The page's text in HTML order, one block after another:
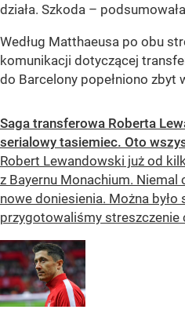
działa. Szkoda –
Według Matthaeusa po obu
komunikacji dotyczącej
do Barcelony popełniono zbyt
Saga transferowa Roberta
serialowy tasiemiec. Oto
Robert Lewandowski już od
z Bayernu Monachium.
nowe doniesienia. Można
przygotowaliśmy streszczenie